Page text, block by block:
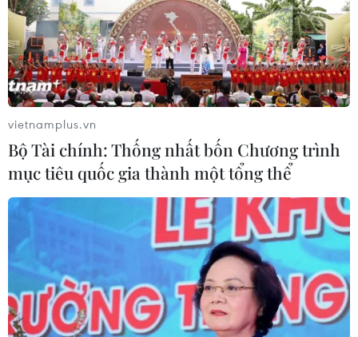
vietnamplus.vn
Bộ Tài chính: Thống nhất bốn Chương trình
mục tiêu quốc gia thành một tổng thể